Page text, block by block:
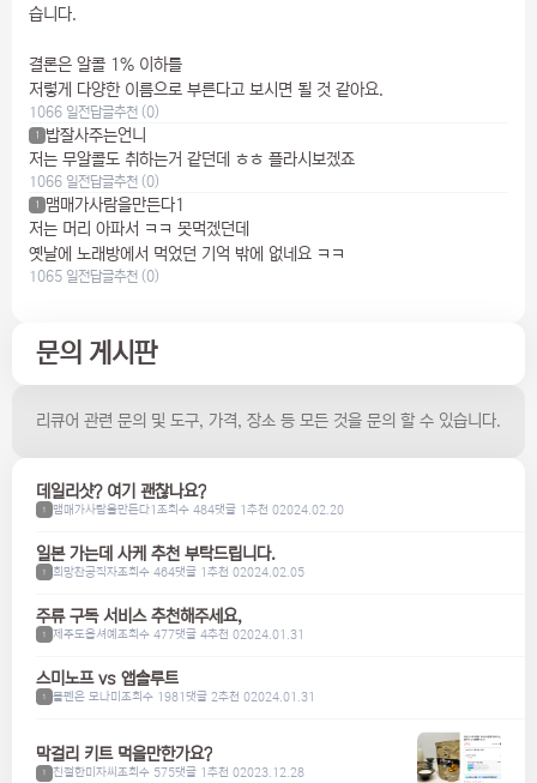
습니다.
결론은 알콜 1% 이하를
저렇게 다양한 이름으로 부른다고 보시면 될 것 같아요.
1066 일전답글추천 (0)
1
밥잘사주는언니
저는 무알콜도 취하는거 같던데 ㅎㅎ 플라시보겠죠
1066 일전답글추천 (0)
1
맴매가사람을만든다1
저는 머리 아파서 ㅋㅋ 못먹겠던데
옛날에 노래방에서 먹었던 기억 밖에 없네요 ㅋㅋ
1065 일전답글추천 (0)
문의 게시판
리큐어 관련 문의 및 도구, 가격, 장소 등 모든 것을 문의 할 수 있습니다.
데일리샷? 여기 괜찮나요?
1 맴매가사람을만든다1조회수 484댓글 1추천 02024.02.20
일본 가는데 사케 추천 부탁드립니다.
1 희망찬공직자조회수 464댓글 1추천 02024.02.05
주류 구독 서비스 추천해주세요,
1 제주도옵셔예 조회수 477댓글 4추천 02024.01.31
스미노프 vs 앱솔루트
1 볼펜은 모나미 조회수 1981댓글 2추천 02024.01.31
막걸리 키트 먹을만한가요?
1 친절한미자씨 조회수 575댓글 1추천 02023.12.28